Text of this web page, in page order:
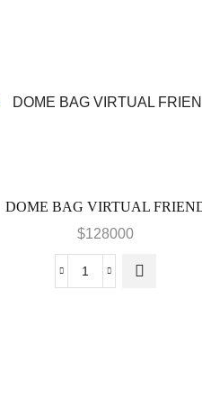
DOME BAG VIRTUAL
$128000
DOME